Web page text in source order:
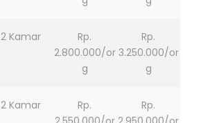
2 Kamar
Rp.
2.800.000/or
g
Rp.
3.250.000/or
g
2 Kamar
Rp.
Rp.